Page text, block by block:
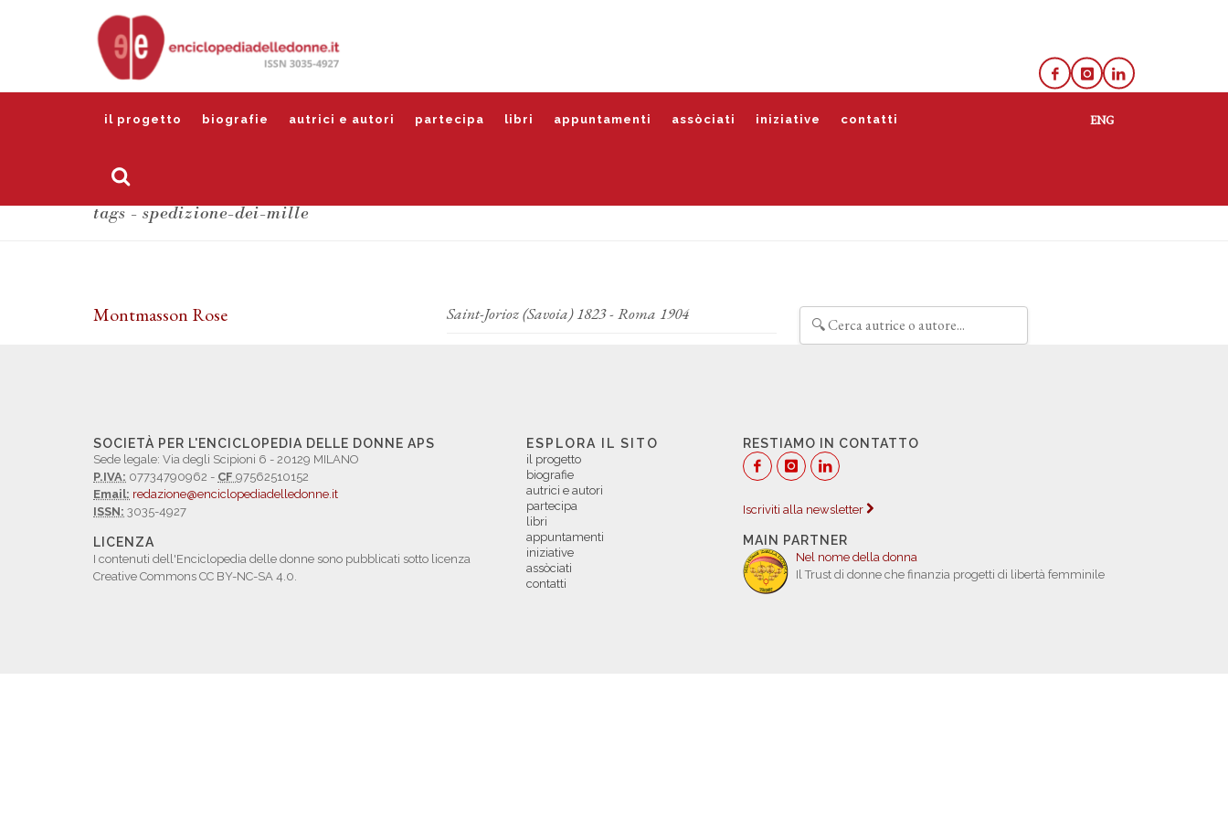
il progetto biografie autrici e autori partecipa libri appuntamenti assòciati iniziative contatti
tags - spedizione-dei-mille
Montmasson Rose Saint-Jorioz (Savoia) 1823 - Roma 1904
SOCIETÀ PER L'ENCICLOPEDIA DELLE DONNE APS
Sede legale: Via degli Scipioni 6 - 20129 MILANO
P.IVA: 07734790962 - CF 97562510152
Email: redazione@enciclopediadelledonne.it
ISSN: 3035-4927
LICENZA
I contenuti dell'Enciclopedia delle donne sono pubblicati sotto licenza
Creative Commons CC BY-NC-SA 4.0.
ESPLORA IL SITO
il progetto
biografie
autrici e autori
partecipa
libri
appuntamenti
iniziative
assòciati
contatti
RESTIAMO IN CONTATTO
Iscriviti alla newsletter
MAIN PARTNER
Nel nome della donna
Il Trust di donne che finanzia progetti di libertà femminile